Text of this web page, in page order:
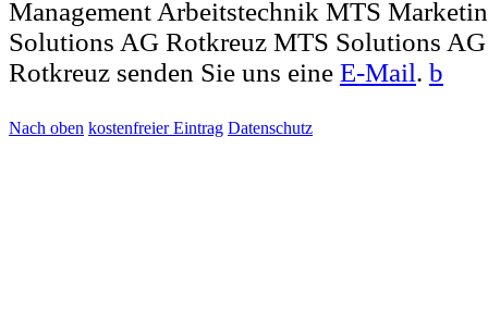
Management Arbeitstechnik MTS
Solutions AG Rotkreuz MTS Solutions AG
Rotkreuz senden Sie uns eine E-Mail. b
Nach oben kostenfreier Eintrag Datenschutz